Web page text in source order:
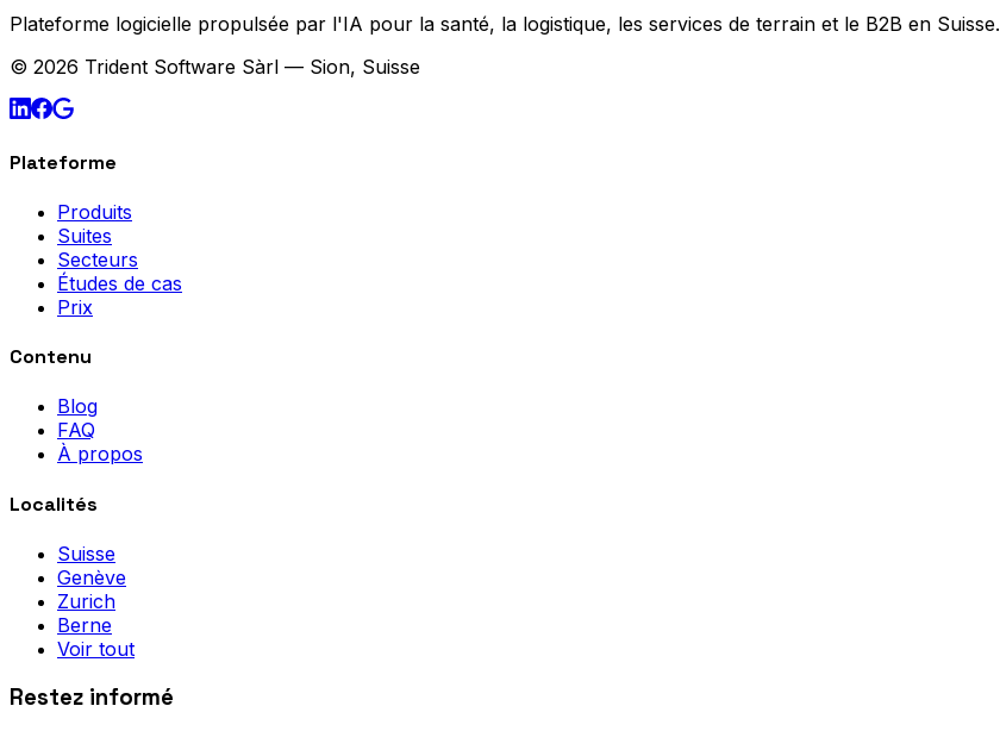
Plateforme logicielle propulsée par l'IA pour la santé, la logistique, les services de terrain et le B2B en Suisse.
© 2026 Trident Software Sàrl — Sion, Suisse
Plateforme
Produits
Suites
Secteurs
Études de cas
Prix
Contenu
Blog
FAQ
À propos
Localités
Suisse
Genève
Zurich
Berne
Voir tout
Restez informé